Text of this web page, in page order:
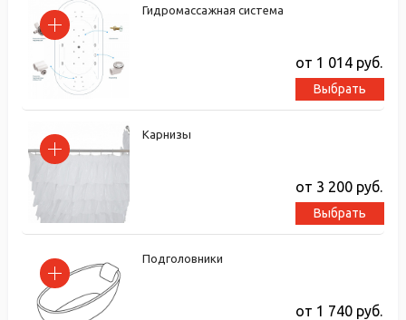
Гидромассажная система
от 1 014 руб.
Выбрать
Карнизы
от 3 200 руб.
Выбрать
Подголовники
от 1 740 руб.